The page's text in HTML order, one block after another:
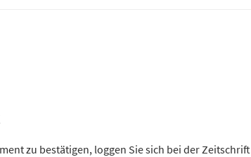
zu bestätigen, loggen Sie sich bei der Zeitschrift